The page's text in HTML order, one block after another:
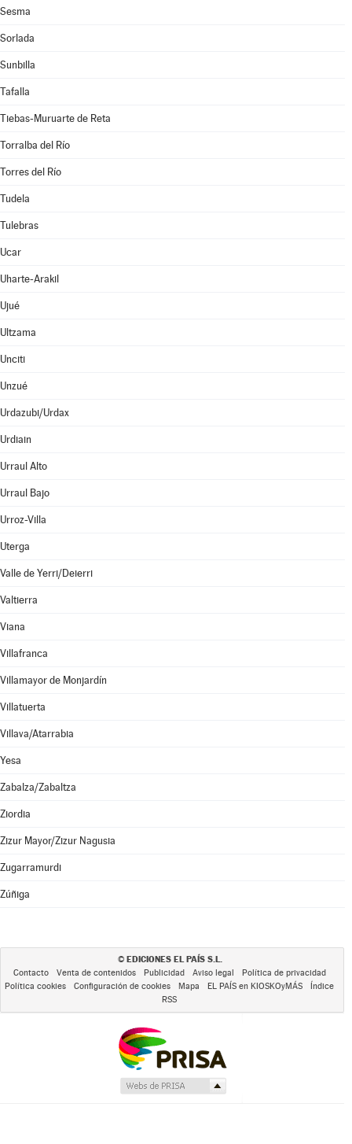
Sesma
Sorlada
Sunbilla
Tafalla
Tiebas-Muruarte de Reta
Torralba del Río
Torres del Río
Tudela
Tulebras
Ucar
Uharte-Arakil
Ujué
Ultzama
Unciti
Unzué
Urdazubi/Urdax
Urdiain
Urraul Alto
Urraul Bajo
Urroz-Villa
Uterga
Valle de Yerri/Deierri
Valtierra
Viana
Villafranca
Villamayor de Monjardín
Villatuerta
Villava/Atarrabia
Yesa
Zabalza/Zabaltza
Ziordia
Zizur Mayor/Zizur Nagusia
Zugarramurdi
Zúñiga
© EDICIONES EL PAÍS S.L.
Contacto Venta de contenidos Publicidad Aviso legal
Política de privacidad
Política cookies
Configuración de cookies Mapa EL PAÍS en KIOSKOyMÁS
Índice
RSS